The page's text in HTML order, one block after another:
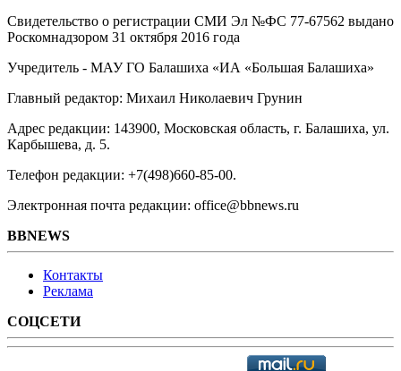
Свидетельство о регистрации СМИ Эл №ФС ‎77-67562 выдано
Роскомнадзором 31 октября 2016 года
Учредитель - МАУ ГО Балашиха «ИА «Большая Балашиха»
Главный редактор: Михаил Николаевич Грунин
Адрес редакции: 143900, Московская область, г. Балашиха, ул.
Карбышева, д. 5.
Телефон редакции: +7(498)660-85-00.
Электронная почта редакции: office@bbnews.ru
BBNEWS
Контакты
Реклама
СОЦСЕТИ